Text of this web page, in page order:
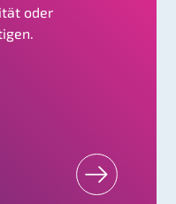
oder